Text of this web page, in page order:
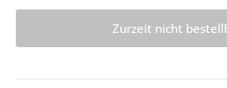
Zurzeit nicht